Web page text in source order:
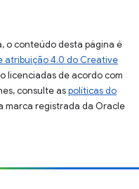
o conteúdo desta página é
atribuição 4.0 do Creative
licenciadas de acordo com
consulte aspolíticas do
marca registrada da Oracle